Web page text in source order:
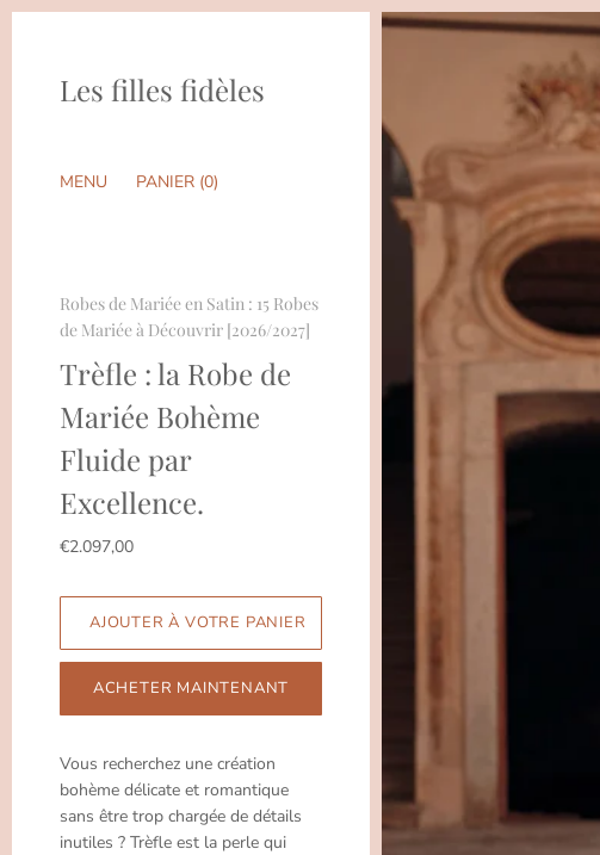
Les filles fidèles
MENU PANIER (0)
Robes de Mariée en Satin : 15 Robes
de Mariée à Découvrir [2026/2027]
Trèfle : la Robe de
Mariée Bohème
Fluide par
Excellence.
€2.097,00
ACHETER MAINTENANT
Vous recherchez une création
bohème délicate et romantique
sans être trop chargée de détails
inutiles ? Trèfle est la perle qui